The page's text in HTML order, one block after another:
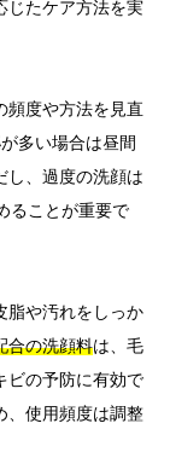
じたケア方法を実
頻度や方法を見直
多い場合は昼間
し、過度の洗顔は
ることが重要で
脂や汚れをしっか
合の洗顔料は、毛
ビの予防に有効で
、使用頻度は調整